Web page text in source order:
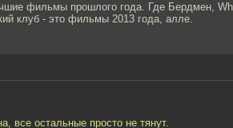
фильмы прошлого года. Где Бердмен,
клуб - это фильмы 2013 года, алле.
все остальные просто не тянут.